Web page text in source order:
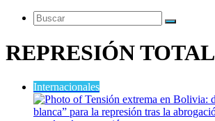
Buscar
REPRESIÓN TOTAL
Internacionales